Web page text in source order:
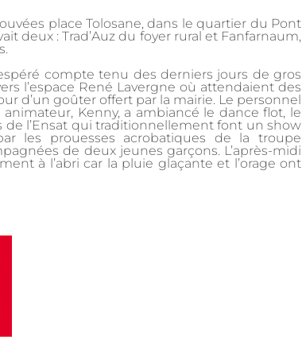
place Tolosane, dans le quartier du Pont
deux : Trad’Auz du foyer rural et Fanfarnaum,
compte tenu des derniers jours de gros
l’espace René Lavergne où attendaient des
d’un goûter offert par la mairie. Le personnel
Kenny, a ambiancé le dance flot, le
l’Ensat qui traditionnellement font un show
les prouesses acrobatiques de la troupe
de deux jeunes garçons. L’après-midi
à l’abri car la pluie glaçante et l’orage ont